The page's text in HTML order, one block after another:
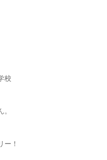
校
ー！